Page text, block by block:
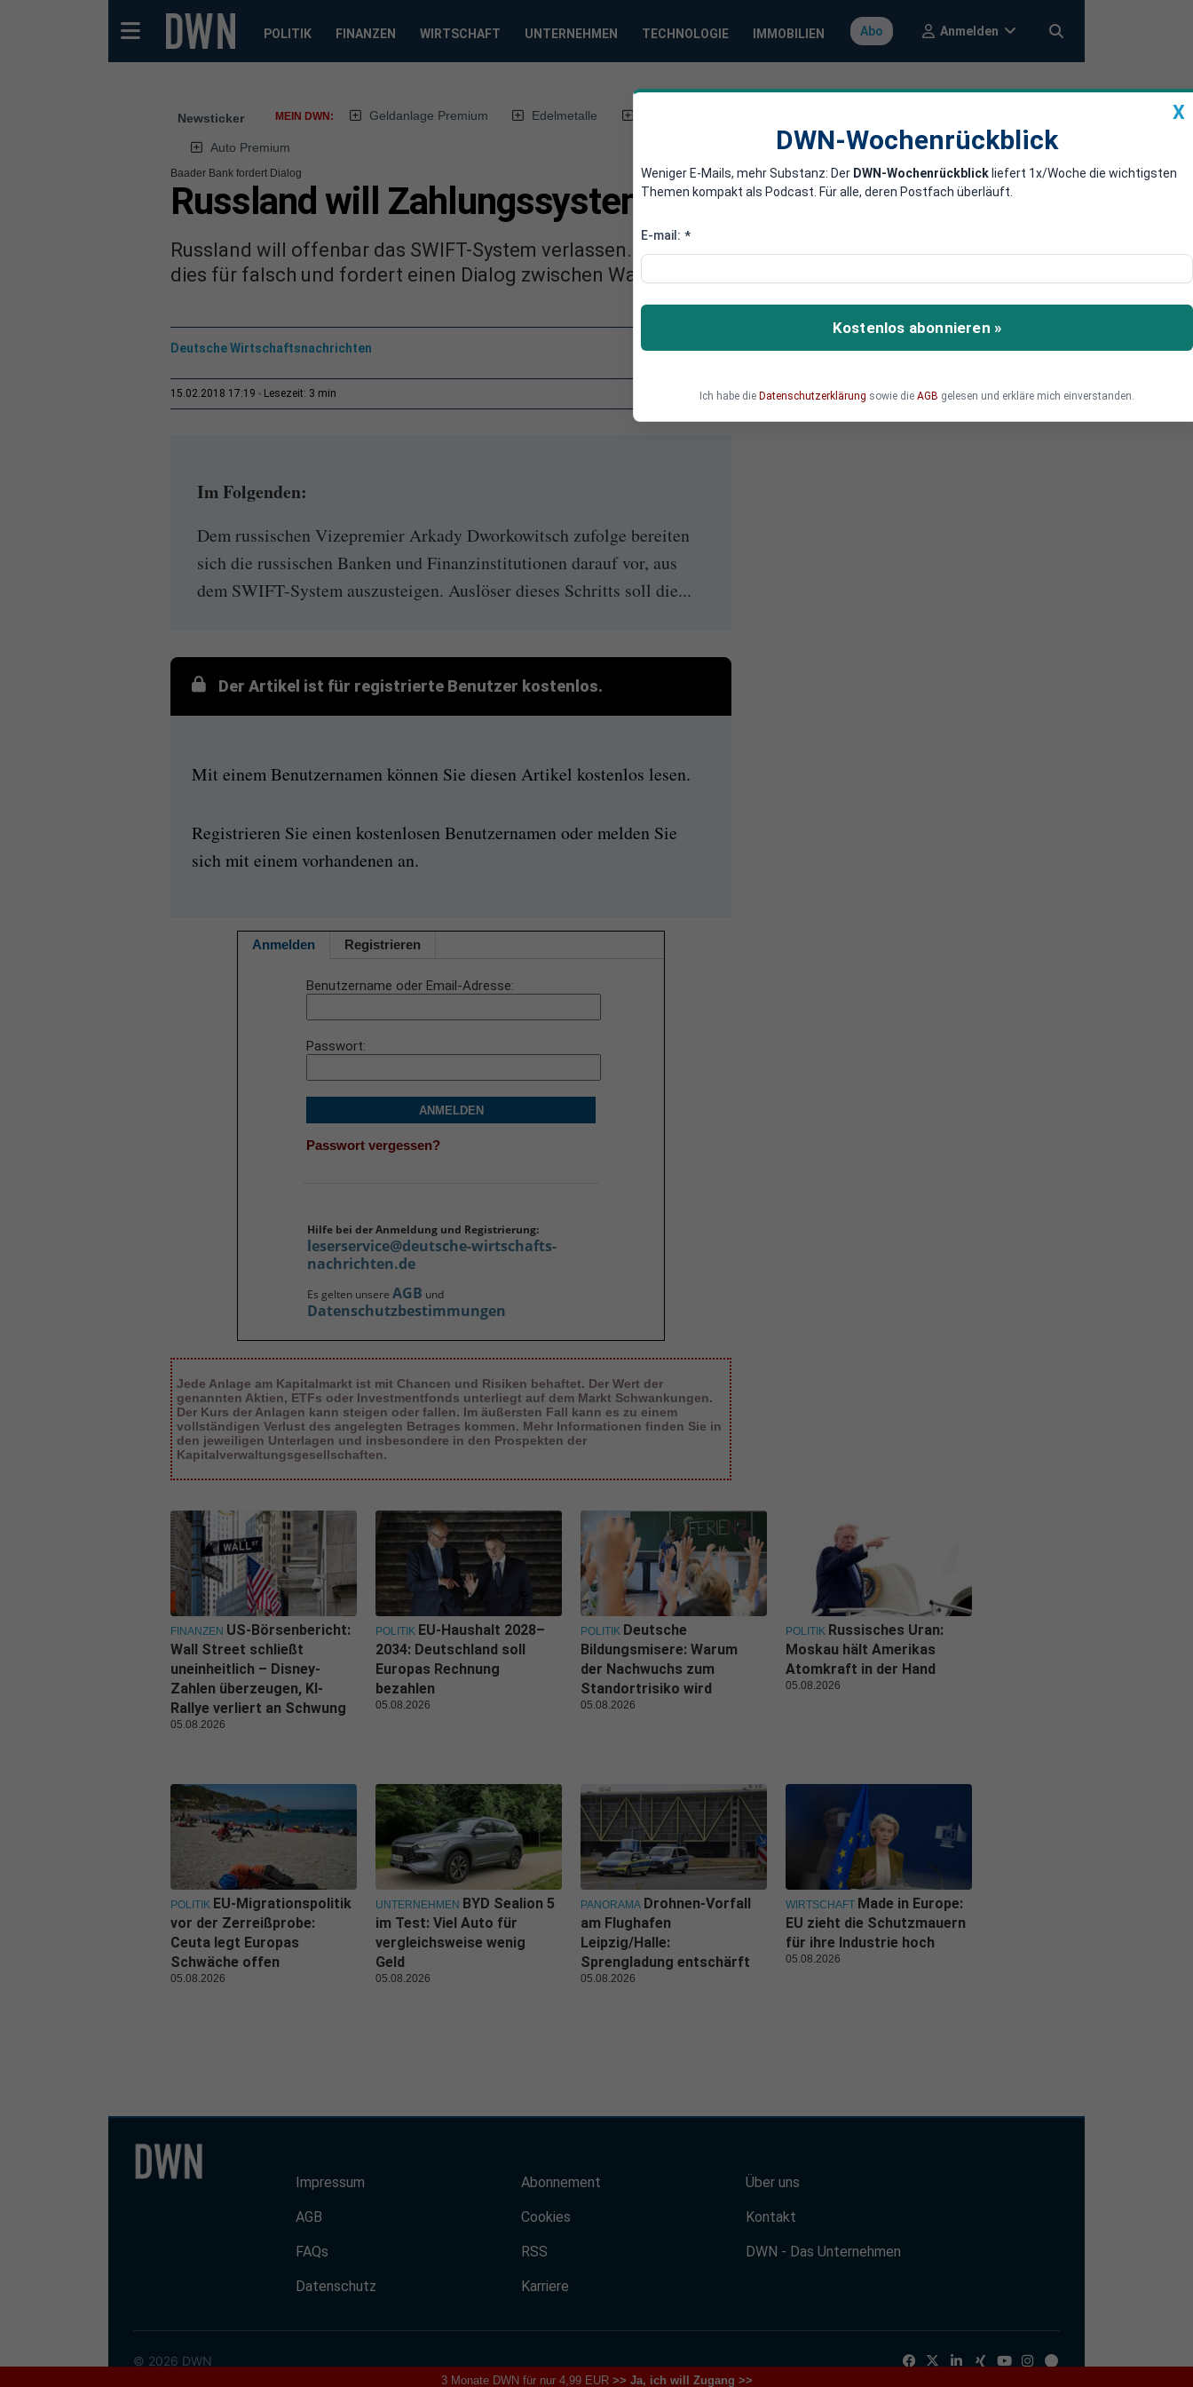
POLITIK FINANZEN WIRTSCHAFT UNTERNEHMEN TECHNOLOGIE IMMOBILIEN Abo Anmelden
Newsticker MEIN DWN: Geldanlage Premium Edelmetalle
Auto Premium
Baader Bank fordert Dialog
Russland will Zahlungssystem SWIFT verlassen
Russland will offenbar das SWIFT-System verlassen. Robert Halver von der Baader Bank hält
dies für falsch und fordert einen Dialog zwischen Washington und Moskau.
Deutsche Wirtschaftsnachrichten
15.02.2018 17:19 Lesezeit: 3 min
Im Folgenden:
Dem russischen Vizepremier Arkady Dworkowitsch zufolge bereiten
sich die russischen Banken und Finanzinstitutionen darauf vor, aus
dem SWIFT-System auszusteigen. Auslöser dieses Schritts soll die...
Der Artikel ist für registrierte Benutzer kostenlos.
Mit einem Benutzernamen können Sie diesen Artikel kostenlos lesen.
Registrieren Sie einen kostenlosen Benutzernamen oder melden Sie
sich mit einem vorhandenen an.
Anmelden Registrieren
Benutzername oder Email-Adresse
Passwort
ANMELDEN
Passwort vergessen?
Hilfe bei der Anmeldung und Registrierung:
leserservice@deutsche-wirtschafts-
nachrichten.de
Es gelten unsere AGB und
Datenschutzbestimmungen
Jede Anlage am Kapitalmarkt ist mit Chancen und Risiken behaftet. Der Wert der
genannten Aktien, ETFs oder Investmentfonds unterliegt auf dem Markt Schwankungen.
Der Kurs der Anlagen kann steigen oder fallen. Im äußersten Fall kann es zu einem
vollständigen Verlust des angelegten Betrages kommen. Mehr Informationen finden Sie in
den jeweiligen Unterlagen und insbesondere in den Prospekten der
Kapitalverwaltungsgesellschaften.
X
DWN-Wochenrückblick
Weniger E-Mails, mehr Substanz: Der DWN-Wochenrückblick liefert 1x/Woche die wichtigsten
Themen kompakt als Podcast. Für alle, deren Postfach überläuft.
E-mail: *
Kostenlos abonnieren »
Ich habe die Datenschutzerklärung sowie die AGB gelesen und erkläre mich einverstanden.
FINANZEN US-Börsenbericht:
Wall Street schließt
uneinheitlich – Disney-
Zahlen überzeugen, KI-
Rallye verliert an Schwung
05.08.2026
POLITIK EU-Haushalt 2028–
2034: Deutschland soll
Europas Rechnung
bezahlen
05.08.2026
POLITIK Deutsche
Bildungsmisere: Warum
der Nachwuchs zum
Standortrisiko wird
05.08.2026
POLITIK Russisches Uran:
Moskau hält Amerikas
Atomkraft in der Hand
05.08.2026
POLITIK EU-Migrationspolitik
vor der Zerreißprobe:
Ceuta legt Europas
Schwäche offen
05.08.2026
UNTERNEHMEN BYD Sealion 5
im Test: Viel Auto für
vergleichsweise wenig
Geld
05.08.2026
PANORAMA Drohnen-Vorfall
am Flughafen
Leipzig/Halle:
Sprengladung entschärft
05.08.2026
WIRTSCHAFT Made in Europe:
EU zieht die Schutzmauern
für ihre Industrie hoch
05.08.2026
Impressum
AGB
FAQs
Datenschutz
Abonnement
Cookies
RSS
Karriere
Über uns
Kontakt
DWN - Das Unternehmen
© 2026 DWN
3 Monate DWN für nur 4,99 EUR>> Ja, ich will Zugang >>